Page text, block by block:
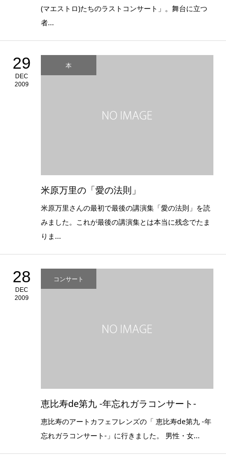
(マエストロ)たちのラストコンサート」。舞台に立つ
者...
29
DEC
2009
本
米原万里の「愛の法則」
米原万里さんの最初で最後の講演集「愛の法則」を読
みました。これが最後の講演集とは本当に残念でたま
りま...
28
DEC
2009
コンサート
恵比寿de第九 -年忘れガラコンサート-
恵比寿のアートカフェフレンズの「 恵比寿de第九 -年
忘れガラコンサート-」に行きました。 男性・女...